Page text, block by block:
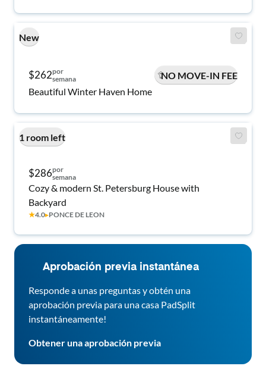
New
$262por
semana
NO MOVE-IN FEE
Beautiful Winter Haven Home
1 room left
$286por
semana
Cozy & modern St. Petersburg House with
Backyard
★4.0▸PONCE DE LEON
Aprobación previa instantánea
Responde a unas preguntas y obtén una
aprobación previa para una casa PadSplit
instantáneamente!
Obtener una aprobación previa